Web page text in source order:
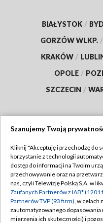
BIAŁYSTOK /
GORZÓW WLKP. /
KRAKÓW /
OPOLE /
SZCZECIN /
Abonament TVP
Emisja w TVP
Centrum informacji TVP
Szanujemy Twoją
Kliknij "Akceptuję i przechodzę do
korzystanie z technologii
dostęp do informacji na Twoim
przechowywanie oraz na
nas, czyli Telewizję Polską S.A. w
Zaufanych Partnerów z IAB* (1201
Partnerów TVP (93 firm), w celach
zautomatyzowanego
mierzenia ich skuteczności) i